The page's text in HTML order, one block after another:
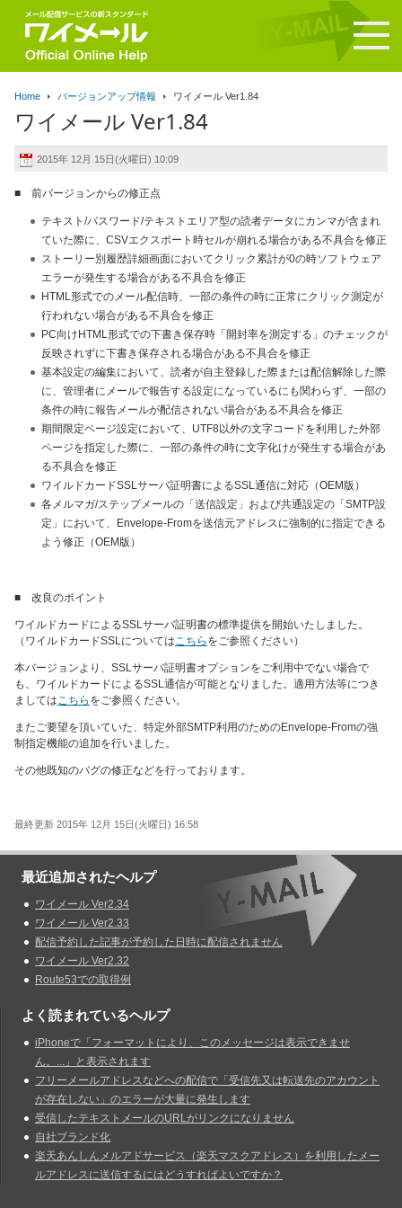
Home バージョンアップ情報 ワイメール Ver1.84
ワイメール Ver1.84
2015年 12月 15日(火曜日) 10:09
■ 前バージョンからの修正点
テキスト/パスワード/テキストエリア型の読者データにカンマが含まれ
ていた際に、CSVエクスポート時セルが崩れる場合がある不具合を修正
ストーリー別履歴詳細画面においてクリック累計が0の時ソフトウェア
エラーが発生する場合がある不具合を修正
HTML形式でのメール配信時、一部の条件の時に正常にクリック測定が
行われない場合がある不具合を修正
PC向けHTML形式での下書き保存時「開封率を測定する」のチェックが
反映されずに下書き保存される場合がある不具合を修正
基本設定の編集において、読者が自主登録した際または配信解除した際
に、管理者にメールで報告する設定になっているにも関わらず、一部の
条件の時に報告メールが配信されない場合がある不具合を修正
期間限定ページ設定において、UTF8以外の文字コードを利用した外部
ページを指定した際に、一部の条件の時に文字化けが発生する場合があ
る不具合を修正
ワイルドカードSSLサーバ証明書によるSSL通信に対応（OEM版）
各メルマガ/ステップメールの「送信設定」および共通設定の「SMTP設
定」において、Envelope-Fromを送信元アドレスに強制的に指定できる
よう修正（OEM版）
■ 改良のポイント
ワイルドカードによるSSLサーバ証明書の標準提供を開始いたしました。
（ワイルドカードSSLについては こちら をご参照ください）
本バージョンより、SSLサーバ証明書オプションをご利用中でない場合で
も、ワイルドカードによるSSL通信が可能となりました。適用方法等につき
ましては こちら をご参照ください。
またご要望を頂いていた、特定外部SMTP利用のためのEnvelope-Fromの強
制指定機能の追加を行いました。
その他既知のバグの修正などを行っております。
最終更新 2015年 12月 15日(火曜日) 16:58
最近追加されたヘルプ
ワイメール Ver2.34
ワイメール Ver2.33
配信予約した記事が予約した日時に配信されません
ワイメール Ver2.32
Route53での取得例
よく読まれているヘルプ
iPhoneで「フォーマットにより、このメッセージは表示できませ
ん。...」と表示されます
フリーメールアドレスなどへの配信で「受信先又は転送先のアカウント
が存在しない」のエラーが大量に発生します
受信したテキストメールのURLがリンクになりません
自社ブランド化
楽天あんしんメルアドサービス（楽天マスクアドレス）を利用したメー
ルアドレスに送信するにはどうすればよいですか？